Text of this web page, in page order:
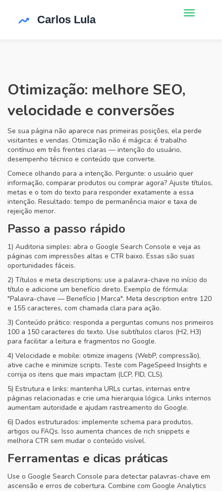
Otimização: melhore SEO,
velocidade e conversões
Se sua página não aparece nas primeiras posições, ela perde
visitantes e vendas. Otimização não é mágica: é trabalho
contínuo em três frentes claras — intenção do usuário,
desempenho técnico e conteúdo que converte.
Comece olhando para a intenção. Pergunte: o usuário quer
informação, comparar produtos ou comprar agora? Ajuste títulos,
metas e o tom do texto para responder exatamente a essa
intenção. Resultado: tempo de permanência maior e taxa de
rejeição menor.
Passo a passo rápido
1) Auditoria simples: abra o Google Search Console e veja as
páginas com impressões altas e CTR baixo. Essas são suas
oportunidades fáceis.
2) Títulos e meta descriptions: use a palavra-chave no início do
título e adicione um benefício direto. Exemplo de fórmula:
"Palavra-chave — Benefício | Marca". Meta description entre 120
e 155 caracteres, com chamada clara para ação.
3) Conteúdo prático: responda a perguntas comuns nos primeiros
100 a 150 caracteres do texto. Use subtítulos claros (H2, H3)
para facilitar a leitura e fragmentos no Google.
4) Velocidade e mobile: otimize imagens (WebP, compressão),
ative cache e minimize scripts. Teste com PageSpeed Insights e
corrija os itens que mais impactam (LCP, FID, CLS).
5) Estrutura e links: mantenha URLs curtas, internas entre
páginas relacionadas e crie uma hierarquia lógica. Links internos
aumentam autoridade e ajudam rastreamento do Google.
6) Dados estruturados: implemente schema para produtos,
artigos ou FAQs. Isso aumenta chances de rich snippets e
melhora CTR sem mudar o conteúdo visível.
Ferramentas e dicas práticas
Use o Google Search Console para detectar palavras-chave em
ascensão e erros de cobertura. Combine com Google Analytics